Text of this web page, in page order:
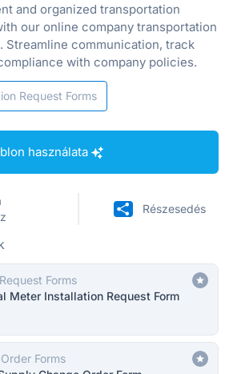
and organized transportation
our online company transportation
Streamline communication, track
with company policies.
Request Forms
használata
Részesedés
Forms
Meter Installation Request Form
Forms